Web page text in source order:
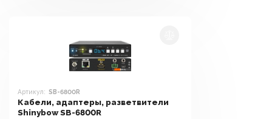
Артикул: SB-6800R
Кабели, адаптеры, разветвители
Shinybow SB-6800R